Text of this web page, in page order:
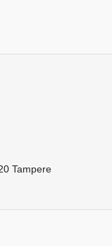
Tampere